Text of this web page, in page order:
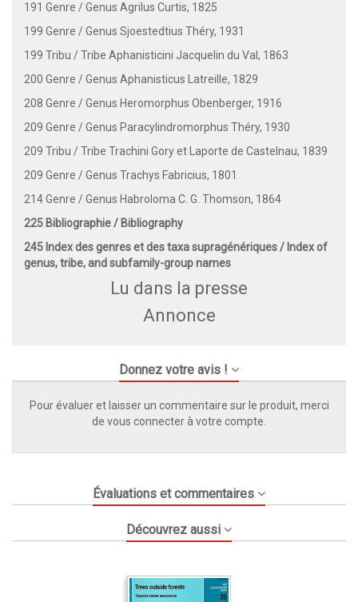
191 Genre / Genus Agrilus Curtis, 1825
199 Genre / Genus Sjoestedtius Théry, 1931
199 Tribu / Tribe Aphanisticini Jacquelin du Val, 1863
200 Genre / Genus Aphanisticus Latreille, 1829
208 Genre / Genus Heromorphus Obenberger, 1916
209 Genre / Genus Paracylindromorphus Théry, 1930
209 Tribu / Tribe Trachini Gory et Laporte de Castelnau, 1839
209 Genre / Genus Trachys Fabricius, 1801
214 Genre / Genus Habroloma C. G. Thomson, 1864
225 Bibliographie / Bibliography
245 Index des genres et des taxa supragénériques / Index of
genus, tribe, and subfamily-group names
Lu dans la presse
Annonce
Donnez votre avis !
Pour évaluer et laisser un commentaire sur le produit, merci
de vous connecter à votre compte.
Évaluations et commentaires
Découvrez aussi